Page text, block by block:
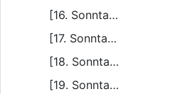
[16. Sonntag nach Trinitatis]
[17. Sonntag nach Trinitatis]
[18. Sonntag nach Trinitatis]
[19. Sonntag nach Trinitatis]